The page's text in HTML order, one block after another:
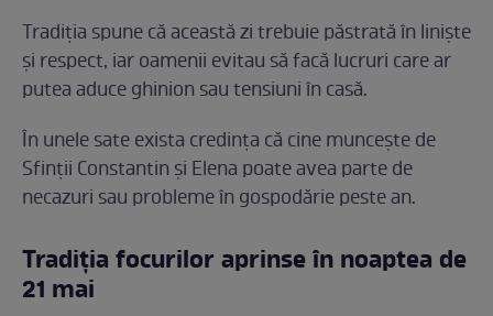
Tradiția spune că această zi trebuie păstrată în liniște
și respect, iar oamenii evitau să facă lucruri care ar
putea aduce ghinion sau tensiuni în casă.
În unele sate exista credința că cine muncește de
Sfinții Constantin și Elena poate avea parte de
necazuri sau probleme în gospodărie peste an.
Tradiția focurilor aprinse în noaptea de
21 mai